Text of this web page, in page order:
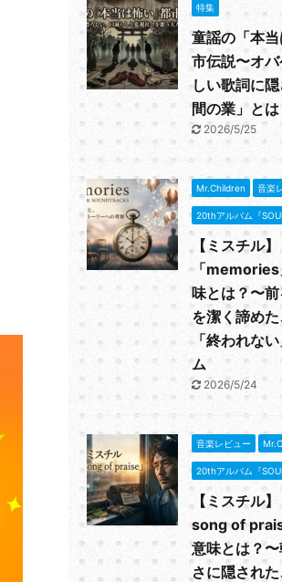
特集
童謡の「本
市伝説〜オ
しい歌詞に
間の業」と
2026/5/25
Mr.Children 音楽
20thアルバム『
【ミスチル】
「memories
味とは？〜
を潔く諦め
「終われな
ム
2026/5/24
音楽レビュー
20thアルバム『
【ミスチル
song of
意味とは？
さに隠され